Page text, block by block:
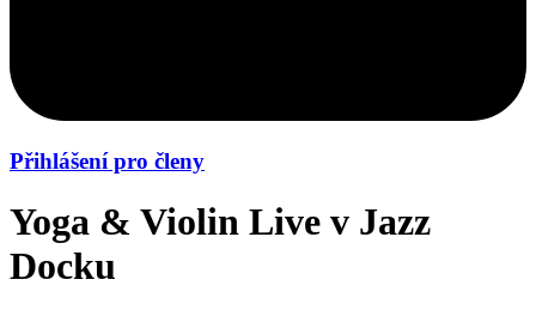
Přihlášení pro členy
Yoga & Violin Live v Jazz
Docku